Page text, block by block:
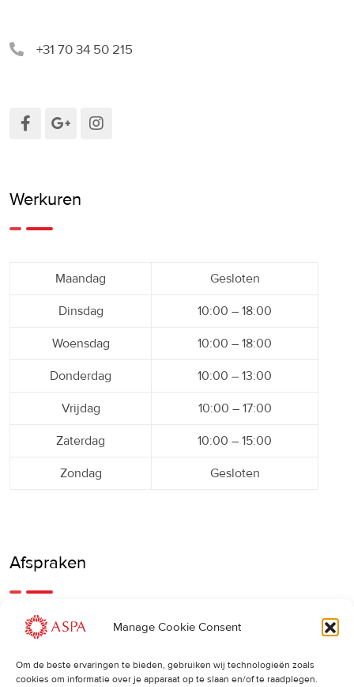
Manage Cookie Consent
Om de beste ervaringen te bieden, gebruiken wij technologieën zoals
cookies om informatie over je apparaat op te slaan en/of te raadplegen.
+31 70 34 50 215
Werkuren
Maandag Gesloten
Dinsdag 10:00 – 18:00
Woensdag 10:00 – 18:00
Donderdag 10:00 – 13:00
Vrijdag 10:00 – 17:00
Zaterdag 10:00 – 15:00
Zondag Gesloten
Afspraken
Een eerdere of latere afspraak is ook mogelijk, bel ons